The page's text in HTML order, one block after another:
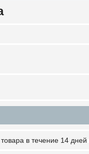
товара в течение 14 дней